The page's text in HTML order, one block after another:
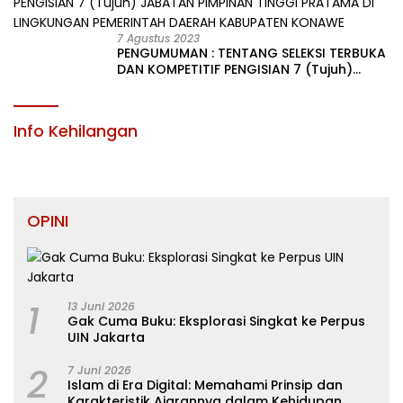
7 Agustus 2023
PENGUMUMAN : TENTANG SELEKSI TERBUKA
DAN KOMPETITIF PENGISIAN 7 (Tujuh)
Info Kehilangan
OPINI
1 13 Juni 2026
Gak Cuma Buku: Eksplorasi Singkat ke Perpus
UIN Jakarta
2 7 Juni 2026
Islam di Era Digital: Memahami Prinsip dan